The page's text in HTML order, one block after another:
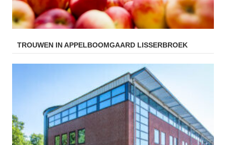
TROUWEN IN APPELBOOMGAARD LISSERBROEK